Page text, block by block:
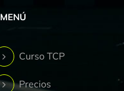
MENÚ
Curso TCP
Precios